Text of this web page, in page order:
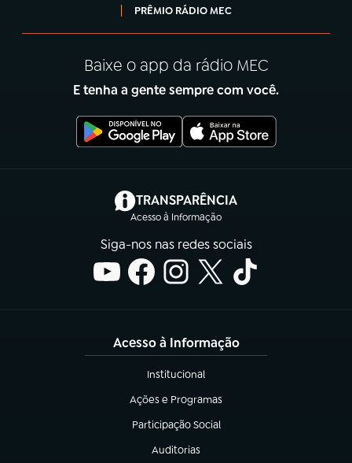
PRÊMIO RÁDIO MEC
Baixe o app da rádio MEC
E tenha a gente sempre com você.
TRANSPARÊNCIA
Acesso à Informação
(abre em nova aba)
Siga-nos nas redes sociais
Acesso à Informação
Institucional
(abre em nova aba)
Ações e Programas
(abre em nova aba)
Participação Social
(abre em nova aba)
Auditorias
(abre em nova aba)